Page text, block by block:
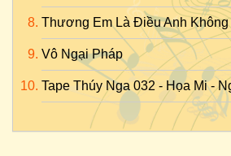
Thương Em Là Điều Anh
Vô Ngại Pháp
Tape Thúy Nga 032 - Họa Mi -